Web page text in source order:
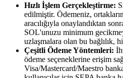
Hızlı İşlem Gerçekleştirme:
edilmiştir. Ödemeniz,
aracılığıyla onaylandıktan
SOL'unuzu minimum
uzlaşmalara olan bu bağlılık,
Çeşitli Ödeme Yöntemleri:
ödeme seçeneklerine erişim
Visa/Mastercard/Maestro